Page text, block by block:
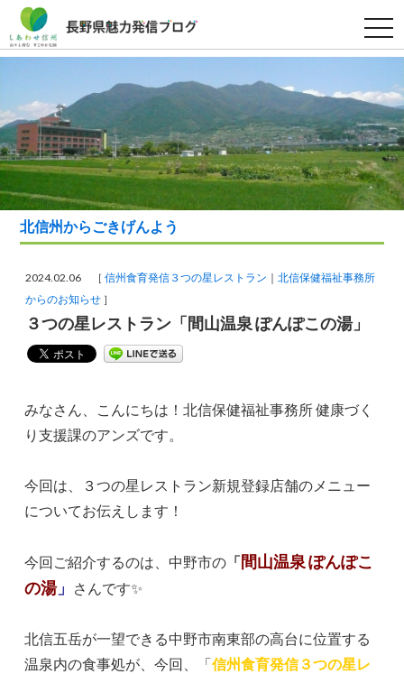
t
o
g
e
n
a
v
i
g
a
t
i
o
北信州からごきげんよう
2024.02.06 ［信州食育発信３つの星レストラン
北信保健福祉事務所
からのお知らせ ］
３つの星レストラン「間山温泉 ぽんぽこの湯」
みなさん、こんにちは！北信保健福祉事務所 健康づく
り支援課のアンズです。
今回は、３つの星レストラン新規登録店舗のメニュー
についてお伝えします！
今回ご紹介するのは、中野市の 「間山温泉 ぽんぽこ
の湯」 さんです✨
北信五岳が一望できる中野市南東部の高台に位置する
温泉内の食事処が、今回、「信州食育発信３つの星レ